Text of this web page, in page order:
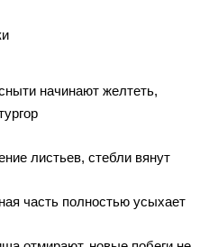
начинают желтеть,
листьев, стебли вянут
часть полностью усыхает